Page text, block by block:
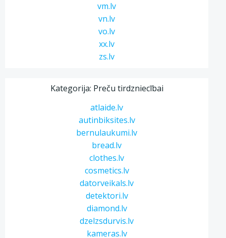
vm.lv
vn.lv
vo.lv
xx.lv
zs.lv
Kategorija: Preču tirdzniecībai
atlaide.lv
autinbiksites.lv
bernulaukumi.lv
bread.lv
clothes.lv
cosmetics.lv
datorveikals.lv
detektori.lv
diamond.lv
dzelzsdurvis.lv
kameras.lv